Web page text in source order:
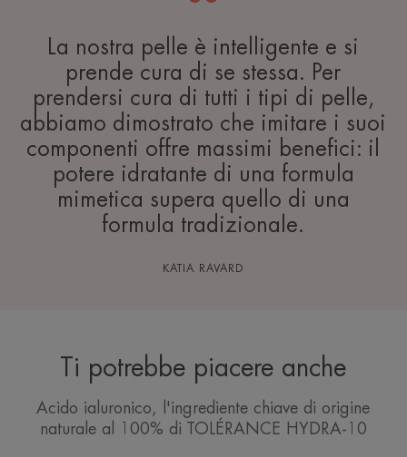
La nostra pelle è intelligente e si
prende cura di se stessa. Per
prendersi cura di tutti i tipi di pelle,
abbiamo dimostrato che imitare i suoi
componenti offre massimi benefici: il
potere idratante di una formula
mimetica supera quello di una
formula tradizionale.
KATIA RAVARD
Ti potrebbe piacere anche
Acido ialuronico, l'ingrediente chiave di origine
naturale al 100% di TOLÉRANCE HYDRA-10